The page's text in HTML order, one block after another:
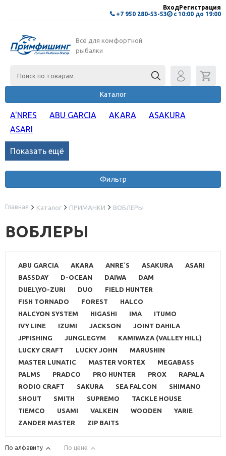
+7 950 280-53-53 с 10:00 до 19:00
ВходРегистрация
Всё для комфортной
рыбалки
Каталог
A'NRES ABU GARCIA AKARA
ASAKURA
ASARI
Показать ещё
Фильтр
Главная Каталог ПРИМАНКИ ВОБЛЕРЫ
ВОБЛЕРЫ
ABU GARCIA AKARA ANRE`S ASAKURA
ASARI
BASSDAY
D-OCEAN DAIWA
DAM
DUEL\YO-ZURI
DUO
FIELD HUNTER
FISH TORNADO
FOREST
HALCO
HALCYON SYSTEM
HIGASHI IMA
ITUMO
IVY LINE
IZUMI JACKSON
JOINT DAHILA
JPFISHING
JUNGLEGYM
KAMIWAZA (VALLEY HILL)
LUCKY CRAFT
LUCKY JOHN
MARUSHIN
MASTER LUNATIC
MASTER VORTEX
MEGABASS
PALMS
PRADCO PRO HUNTER PROX
RAPALA
RODIO CRAFT
SAKURA SEA FALCON
SHIMANO
SHOUT
SMITH SUPREMO
TACKLE HOUSE
TIEMCO
USAMI VALKEIN WOODEN
YARIE
ZANDER MASTER
ZIP BAITS
По алфавиту По цене